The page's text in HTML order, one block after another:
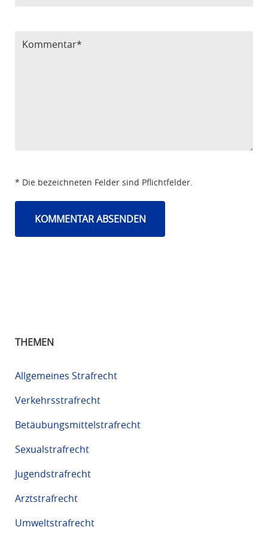
* Die bezeichneten Felder sind Pflichtfelder.
THEMEN
Allgemeines Strafrecht
Verkehrsstrafrecht
Betäubungsmittelstrafrecht
Sexualstrafrecht
Jugendstrafrecht
Arztstrafrecht
Umweltstrafrecht